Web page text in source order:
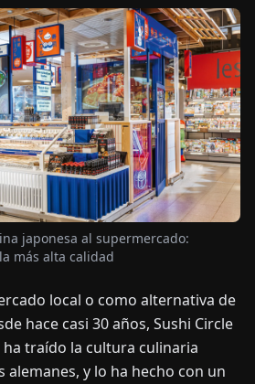
japonesa al supermercado:
más alta calidad
local o como alternativa de
hace casi 30 años, Sushi Circle
traído la cultura culinaria
alemanes, y lo ha hecho con un